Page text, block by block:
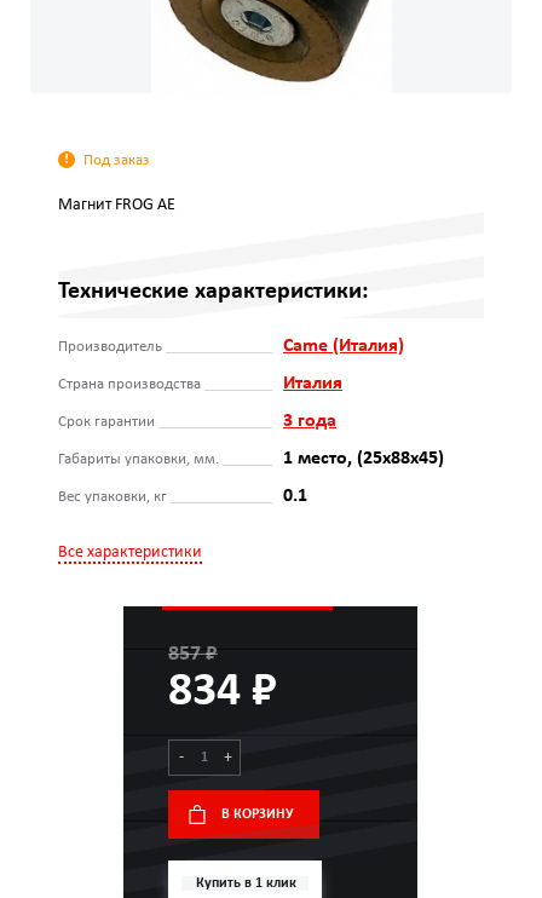
Под заказ
Магнит FROG AE
Технические характеристики:
Производитель Came (Италия)
Страна производства Италия
Срок гарантии 3 года
Габариты упаковки, мм. 1 место, (25х88х45)
Вес упаковки, кг 0.1
Все характеристики
857 ₽
834 ₽
- +
В КОРЗИНУ
Купить в 1 клик